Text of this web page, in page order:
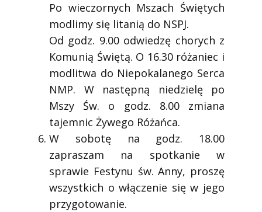
Po wieczornych Mszach Świętych
modlimy się litanią do NSPJ.
Od godz. 9.00 odwiedzę chorych z
Komunią Świętą. O 16.30 różaniec i
modlitwa do Niepokalanego Serca
NMP. W następną niedzielę po
Mszy Św. o godz. 8.00 zmiana
tajemnic Żywego Różańca.
W sobotę na godz. 18.00
zapraszam na spotkanie w
sprawie Festynu św. Anny, proszę
wszystkich o włączenie się w jego
przygotowanie.